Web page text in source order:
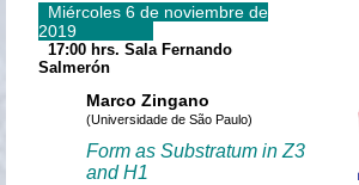
Miércoles 6 de noviembre de
2019
17:00 hrs. Sala Fernando
Salmerón
Marco Zingano
(Universidade de São Paulo)
Form as Substratum in Z3
and H1